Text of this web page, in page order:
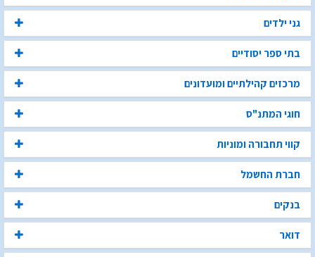
גני ילדים
בתי ספר יסודיים
מרכזים קהילתיים ומועדונים
חוגי המתנ"ס
קווי תחבורה ומוניות
חברת החשמל
בנקים
דואר